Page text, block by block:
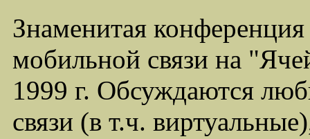
Знаменитая
мобильной связи на
1999 г. Обсуждаются
связи (в т.ч.